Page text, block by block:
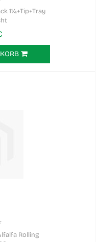
1¼+Tip+Tray
Rolling